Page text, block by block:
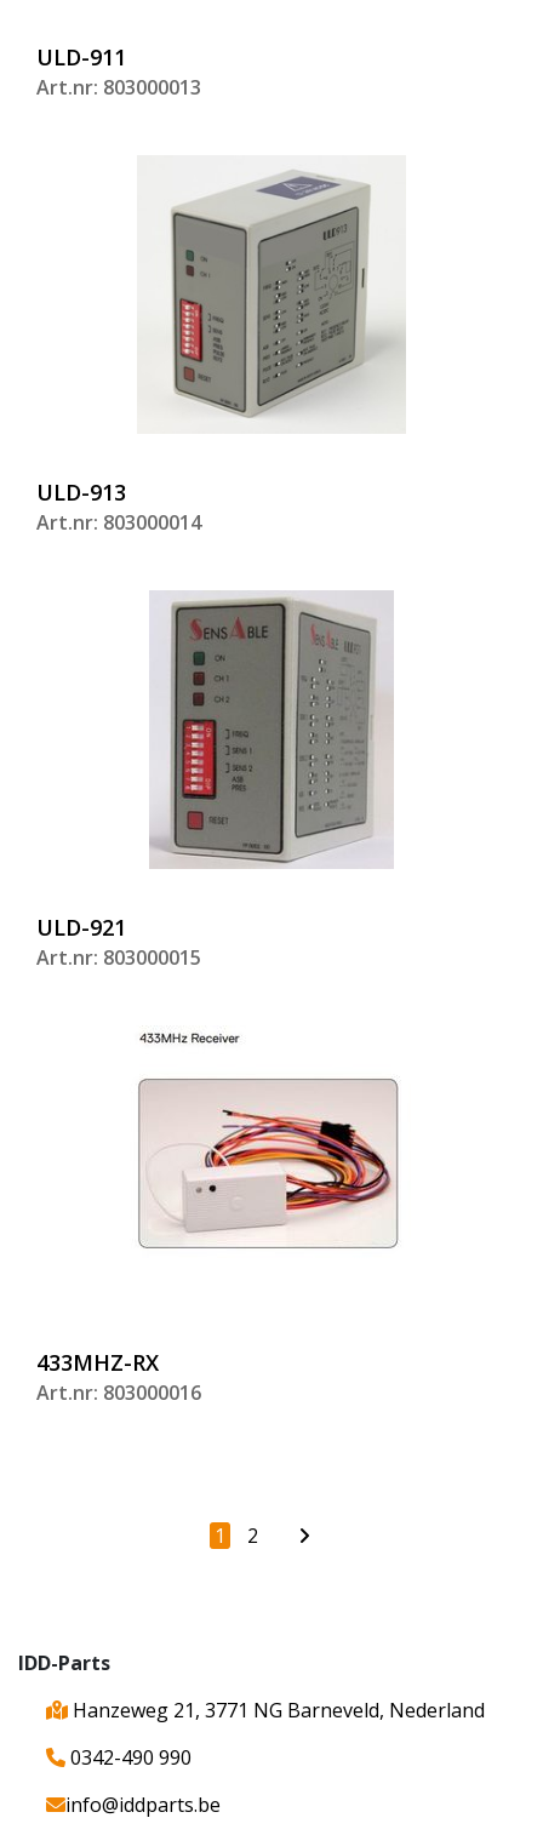
ULD-911
Art.nr: 803000013
ULD-913
Art.nr: 803000014
ULD-921
Art.nr: 803000015
433MHZ-RX
Art.nr: 803000016
1 2
IDD-Parts
Hanzeweg 21, 3771 NG Barneveld, Nederland
0342-490 990
info@iddparts.be